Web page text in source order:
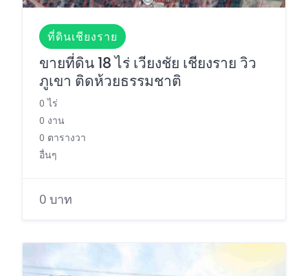
ที่ดินเชียงราย
ขายที่ดิน 18 ไร่ เวียงชัย เชียงราย วิว
ภูเขา ติดห้วยธรรมชาติ
0 ไร่
0 งาน
0 ตารางวา
อื่นๆ
0 บาท